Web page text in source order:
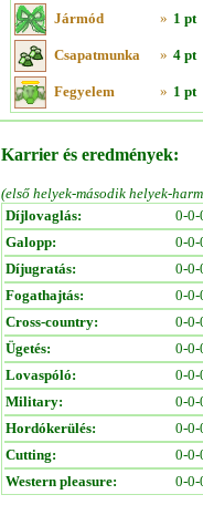
Jármód » 1 pt
Csapatmunka » 4 pt
Fegyelem » 1 pt
Karrier és eredmények:
(első helyek-második helyek-
Díjlovaglás:
0-0-
Galopp:
0-0-
Díjugratás:
0-0-
Fogathajtás:
0-0-
Cross-country:
0-0-
Ügetés:
0-0-
Lovaspóló:
0-0-
Military:
0-0-
Hordókerülés:
0-0-
Cutting:
0-0-
Western pleasure:
0-0-